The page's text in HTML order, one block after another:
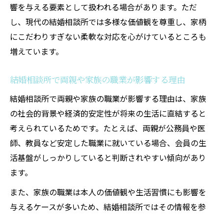
響を与える要素として扱われる場合があります。ただ
し、現代の結婚相談所では多様な価値観を尊重し、家柄
にこだわりすぎない柔軟な対応を心がけているところも
増えています。
結婚相談所で両親や家族の職業が影響する理由
結婚相談所で両親や家族の職業が影響する理由は、家族
の社会的背景や経済的安定性が将来の生活に直結すると
考えられているためです。たとえば、両親が公務員や医
師、教員など安定した職業に就いている場合、会員の生
活基盤がしっかりしていると判断されやすい傾向があり
ます。
また、家族の職業は本人の価値観や生活習慣にも影響を
与えるケースが多いため、結婚相談所ではその情報を参